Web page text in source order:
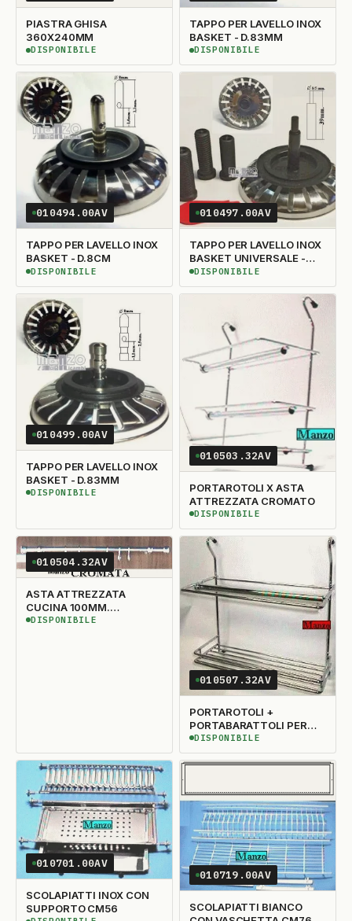
PIASTRA GHISA
360X240MM
DISPONIBILE
DISPONIBILE
TAPPO PER LAVELLO INOX
BASKET - D.83MM
DISPONIBILE
DISPONIBILE
010494.00AV
TAPPO PER LAVELLO INOX
BASKET - D.8CM
DISPONIBILE
DISPONIBILE
010497.00AV
TAPPO PER LAVELLO INOX
BASKET UNIVERSALE -
D.80
DISPONIBILE
DISPONIBILE
010499.00AV
TAPPO PER LAVELLO INOX
BASKET - D.83MM
DISPONIBILE
DISPONIBILE
010503.32AV
PORTAROTOLI X ASTA
ATTREZZATA CROMATO
DISPONIBILE
DISPONIBILE
010504.32AV
ASTA ATTREZZATA
CUCINA 100MM.
CROMATA
DISPONIBILE
DISPONIBILE
010507.32AV
PORTAROTOLI +
PORTABARATTOLI PER
ASTA ATTREZZATA
DISPONIBILE
DISPONIBILE
010701.00AV
SCOLAPIATTI INOX CON
SUPPORTO CM56
010719.00AV
SCOLAPIATTI BIANCO